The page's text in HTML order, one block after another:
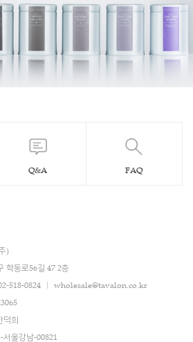
Q&A FAQ
)
학동로56길 47 2층
518-0824
wholesale@tavalon.co.kr
덕희
울강남-00821